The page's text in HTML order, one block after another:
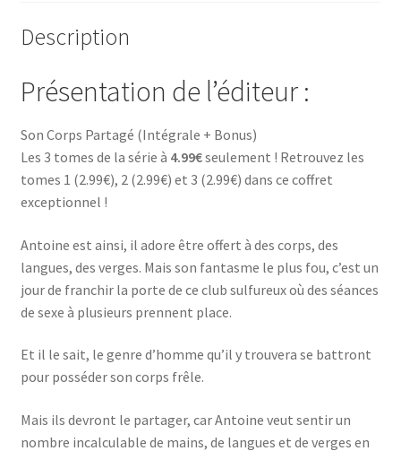
Description
Présentation de l’éditeur :
Son Corps Partagé (Intégrale + Bonus)
Les 3 tomes de la série à 4.99€seulement ! Retrouvez les
tomes 1 (2.99€), 2 (2.99€) et 3 (2.99€) dans ce coffret
exceptionnel !
Antoine est ainsi, il adore être offert à des corps, des
langues, des verges. Mais son fantasme le plus fou, c’est un
jour de franchir la porte de ce club sulfureux où des séances
de sexe à plusieurs prennent place.
Et il le sait, le genre d’homme qu’il y trouvera se battront
pour posséder son corps frêle.
Mais ils devront le partager, car Antoine veut sentir un
nombre incalculable de mains, de langues et de verges en